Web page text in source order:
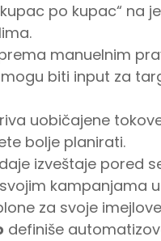
po kupac“
manuelnim
biti input za
uobičajene
bolje planirati.
izveštaje pored
kampanjama
za svoje
definiše